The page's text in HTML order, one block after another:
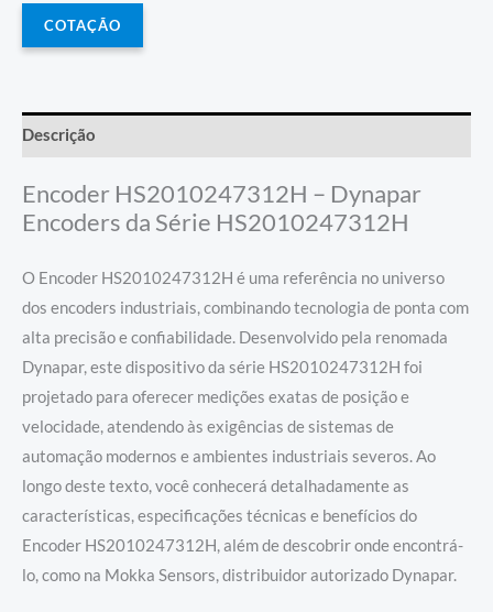
COTAÇÃO
Descrição
Encoder HS2010247312H – Dynapar
Encoders da Série HS2010247312H
O Encoder HS2010247312H é uma referência no universo
dos encoders industriais, combinando tecnologia de ponta com
alta precisão e confiabilidade. Desenvolvido pela renomada
Dynapar, este dispositivo da série HS2010247312H foi
projetado para oferecer medições exatas de posição e
velocidade, atendendo às exigências de sistemas de
automação modernos e ambientes industriais severos. Ao
longo deste texto, você conhecerá detalhadamente as
características, especificações técnicas e benefícios do
Encoder HS2010247312H, além de descobrir onde encontrá-
lo, como na Mokka Sensors, distribuidor autorizado Dynapar.